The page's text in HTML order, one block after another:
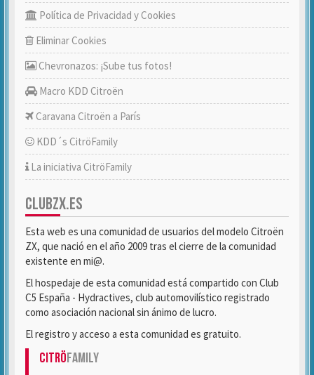
Política de Privacidad y Cookies
Eliminar Cookies
Chevronazos: ¡Sube tus fotos!
Macro KDD Citroën
Caravana Citroën a París
KDD´s CitröFamily
La iniciativa CitröFamily
CLUBZX.ES
Esta web es una comunidad de usuarios del modelo Citroën
ZX, que nació en el año 2009 tras el cierre de la comunidad
existente en mi@.
El hospedaje de esta comunidad está compartido con Club
C5 España - Hydractives, club automovilístico registrado
como asociación nacional sin ánimo de lucro.
El registro y acceso a esta comunidad es gratuito.
CitröFamily